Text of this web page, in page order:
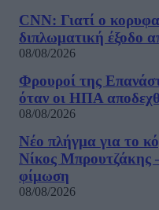
CNN: Γιατί ο
διπλωματική έξοδο
08/08/2026
Φρουροί της
όταν οι ΗΠΑ
08/08/2026
Νέο πλήγμα για το
Νίκος Μπρουτζάκης
φίμωση
08/08/2026